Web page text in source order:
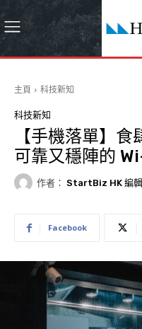
主頁 科技新知
科技新知
【手機落單】
可靠又穩陣的
作者： StartBiz HK 編輯
Facebook